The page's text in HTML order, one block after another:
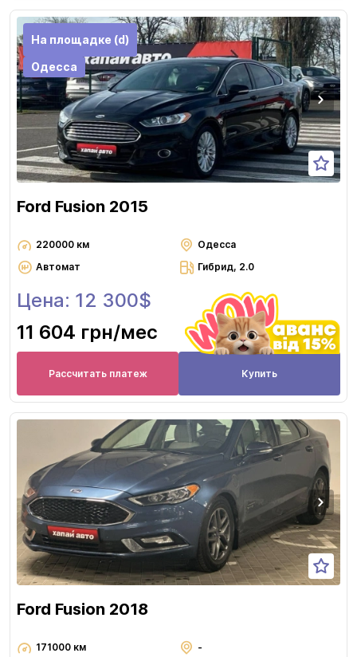
На площадке (d)
Одесса
Ford Fusion 2015
220000 км
Одесса
Автомат
Гибрид, 2.0
Цена: 12 300$
11 604 грн/мес
Рассчитать платеж Купить
Ford Fusion 2018
171000 км -